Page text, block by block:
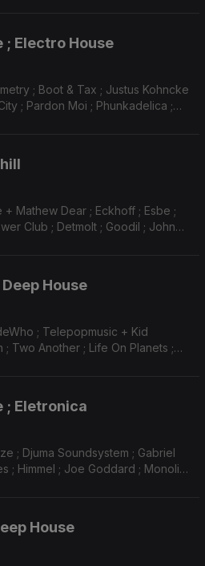
; Electro House
; Boot & Tax ; Justus Kohncke
; Pardon Moi ; Phunkadelica ;
+ Mathew Dear ; Eckhoff ; Esbe ;
Club ; Detmolt ; Goodil ; John
House
; Telepopmusic + Kid
Two Another ; Life On Planets ;
; Eletronica
; Djuma Soundsystem ; Gabriel
; Himmel ; Joe Goddard ; Monolink
House